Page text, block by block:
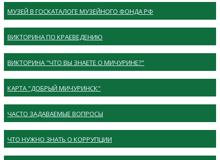
МУЗЕЙ В ГОСКАТАЛОГЕ МУЗЕЙНОГО ФОНДА РФ
ВИКТОРИНА ПО КРАЕВЕДЕНИЮ
ВИКТОРИНА "ЧТО ВЫ ЗНАЕТЕ О МИЧУРИНЕ?"
КАРТА "ДОБРЫЙ МИЧУРИНСК"
ЧАСТО ЗАДАВАЕМЫЕ ВОПРОСЫ
ЧТО НУЖНО ЗНАТЬ О КОРРУПЦИИ